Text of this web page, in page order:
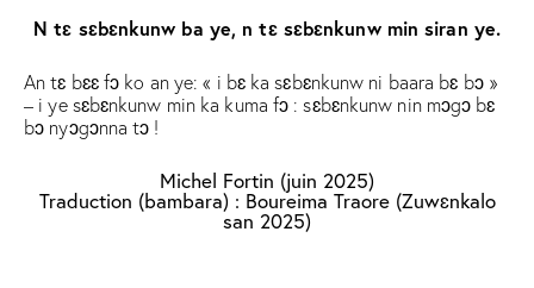
N tɛ sɛbɛnkunw ba ye, n tɛ sɛbɛnkunw min siran ye.
An tɛ bɛɛ fɔ ko an ye: « i bɛ ka sɛbɛnkunw ni baara bɛ bɔ »
– i ye sɛbɛnkunw min ka kuma fɔ : sɛbɛnkunw nin mɔgɔ bɛ
bɔ nyɔgɔnna tɔ !
Michel Fortin (juin 2025)
Traduction (bambara) : Boureima Traore (Zuwɛnkalo
san 2025)